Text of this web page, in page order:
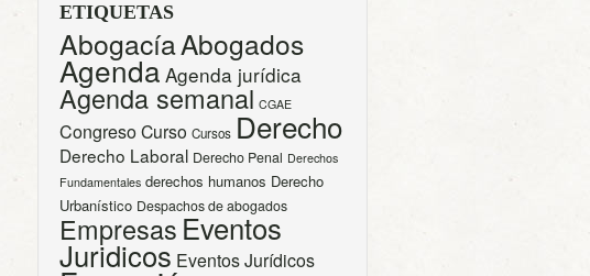
ETIQUETAS
AbogacíaAbogados
Agenda Agenda jurídica
Agenda semanal CGAE
CongresoCurso Cursos Derecho
Derecho Laboral Derecho Penal Derechos
Fundamentales derechos humanos Derecho
Urbanístico Despachos de abogados
Empresas Eventos
Juridicos Eventos Jurídicos